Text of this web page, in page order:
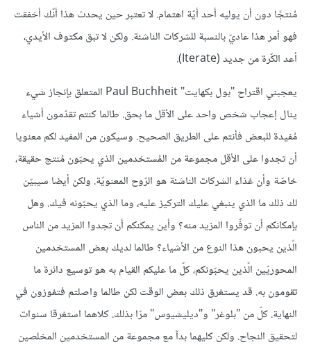
مُنتجًا دون أن يوليه أحد أيّة اهتمام. لا تعتبر حين يحدث هذا أنّك أخفقت
فهو أمر هذا عاديّ بالنسبة للشركات الناشئة. ولكن لا تبق مكتوف الأيدي،
أعد الكّرة من جديد (Iterate).
يعجبني اقتراح "بول بكهايت" Paul Buchheit المتعلق بإنجاز شيء
ينال إعجاب شخص واحد على الأقل ما بحق. طالما كنتم تقدّمون أشياء
مُفيدة للبعض فأنتم على الطريق الصحيح. وسيكون من المفيد لكم معنويا
أن تجدوا على الأقل مجموعة من المُستخدمين الذي يحبّون مُنتج حقيقة،
خاصّة وأن غذاء الشركات الناشئة هو الرّوح المعنويّة. ولكن أيضا سيبيّن
لك ذلك ما الذي ينبغي عليك التركيز عليه، وما الذي يحبّونه فيك. وهل
بإمكانكم أن توفّروا المزيد منه؟ وأين يمكنكم أن تجدوا المزيد من الناس
الّذين يحبون هذا النوع من الأشياء؟ طالما لديك بعض المستخدمين
المحوريّين الّذين يحبّونكم، كلّ ما عليكم القيام به هو توسيع دائرة ما
تقومون به. قد يستغرق ذلك بعض الوقت لكن طالما واصلتم فتفوزون في
النهاية. كلّ من "بلوغر" و"ديليشيوس" مرّا بذلك. كلاهما استغرقا سنوات
لتحقيق النجاح. ولكن كليهما بدآ مع مجموعة من المستخدمين المخلصين